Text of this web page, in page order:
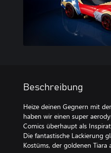
Beschreibung
Heize deinen Gegnern mit
haben wir einen super
Comics überhaupt als
Die fantastische Lackierung
Kostüms, der goldenen